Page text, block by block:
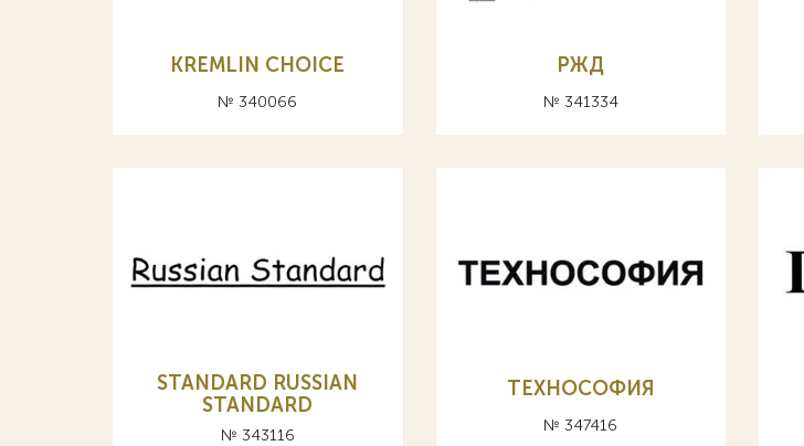
KREMLIN CHOICE
№ 340066
РЖД
№ 341334
STANDARD RUSSIAN
STANDARD
№ 343116
ТЕХНОСОФИЯ
№ 347416